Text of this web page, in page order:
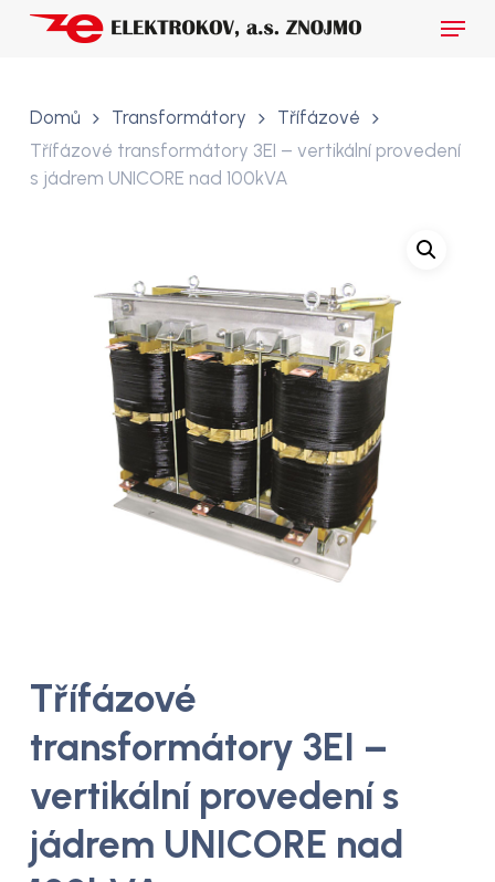
Skip
Menu
Domů Transformátory
Třífázové
Třífázové transformátory 3EI – vertikální provedení
s jádrem UNICORE nad 100kVA
Třífázové
transformátory 3EI –
vertikální provedení s
jádrem UNICORE nad